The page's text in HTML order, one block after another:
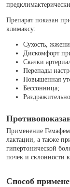
Препарат показан
климаксу:
Сухость,
Дискомфорт
Скачки
Перепады
Повышенная
Бессонница;
Применение
лактации, а также
гипертонической
почек и склонности
Способ